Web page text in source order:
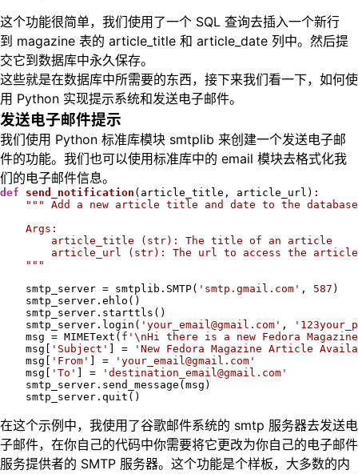
这个功能很简单，我们使用了一个 SQL 查询去插入一个新行
到 magazine 表的 article_title 和 article_date 列中。然后提
交它到数据库中永久保存。
这些就是在数据库中所需要的东西，接下来我们看一下，如何使
用 Python 实现提示系统和发送电子邮件。
发送电子邮件提示
我们使用 Python 标准库模块 smtplib 来创建一个发送电子邮
件的功能。我们也可以使用标准库中的 email 模块去格式化我
们的电子邮件信息。
def send_notification (article_title, article_url) :
""" Add a new article title and date to the database
    Args:
        article_title (str): The title of an article
        article_url (str): The url to access the article
    """
    smtp_server = smtplib.SMTP(
'smtp.gmail.com' , 587 )
    smtp_server.ehlo()
    smtp_server.starttls()
    smtp_server.login(
'your_email@gmail.com' ,
    msg = MIMEText(
f'\nHi there is a new Fedora
    msg[
'Subject' ] =
'New Fedora Magazine Article
    msg[
'From' ] =
'your_email@gmail.com'
    msg[
'To' ] =
'destination_email@gmail.com'
    smtp_server.send_message(msg)
    smtp_server.quit()
在这个示例中，我使用了谷歌邮件系统的 smtp 服务器去发送电
子邮件，在你自己的代码中你需要将它更改为你自己的电子邮件
服务提供者的 SMTP 服务器。这个功能是个样板，大多数的内